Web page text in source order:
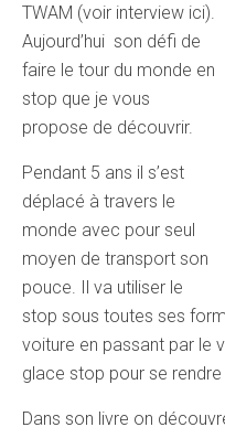
TWAM (voir interview ici).
Aujourd’hui son défi de
faire le tour du monde en
stop que je vous
propose de découvrir.
Pendant 5 ans il s’est
déplacé à travers le
monde avec pour seul
moyen de transport son
pouce. Il va utiliser le
stop sous toutes ses
voiture en passant par le
glace stop pour se
Dans son livre on